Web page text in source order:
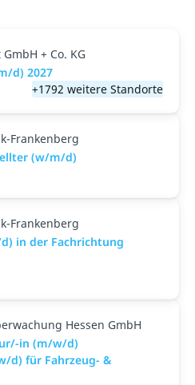
+ Co. KG
d) 2027
+1792 weitere Standorte
Frankenberg
(w/m/d)
Frankenberg
in der Fachrichtung
Hessen GmbH
in (m/w/d)
d) für Fahrzeug- &